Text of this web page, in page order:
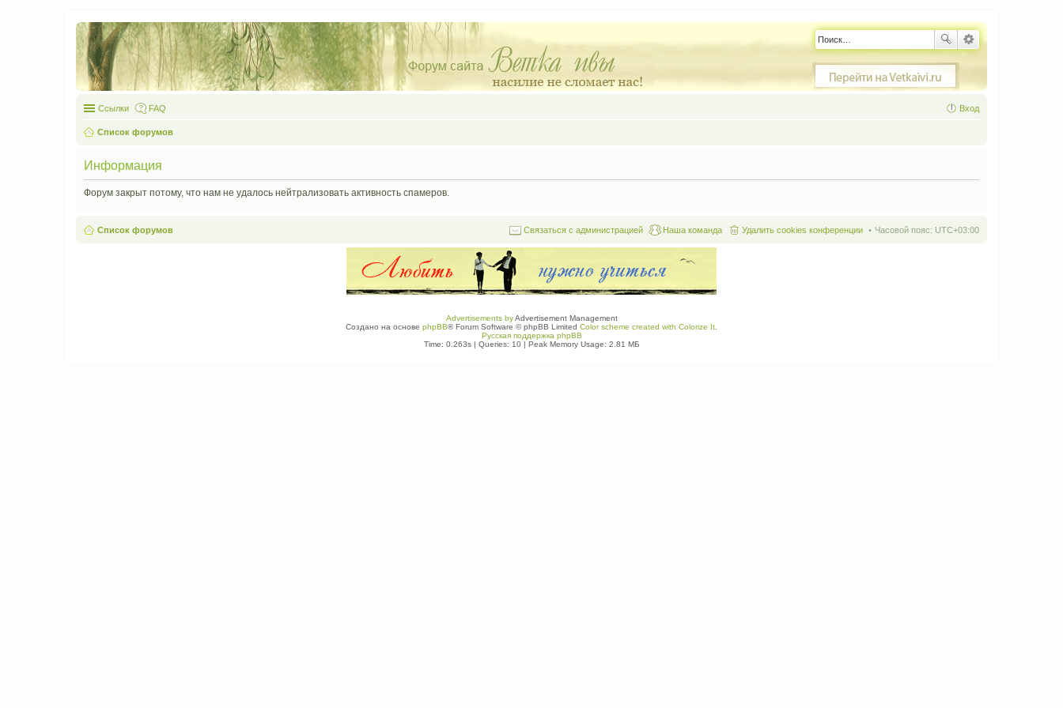
Ссылки FAQ Вход
Список форумов
Информация
Форум закрыт потому, что нам не удалось нейтрализовать активность спамеров.
Список форумов Часовой пояс: UTC+03:00
Удалить cookies конференции
Наша команда
Связаться с администрацией
Advertisements byAdvertisement Management
Создано на основе phpBB® Forum Software © phpBB Limited Color scheme created with Colorize It
Русская поддержка phpBB
Time: 0.263s| Queries: 10| Peak Memory Usage: 2.81 МБ